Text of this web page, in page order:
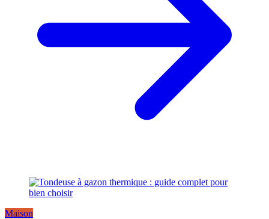
Maison